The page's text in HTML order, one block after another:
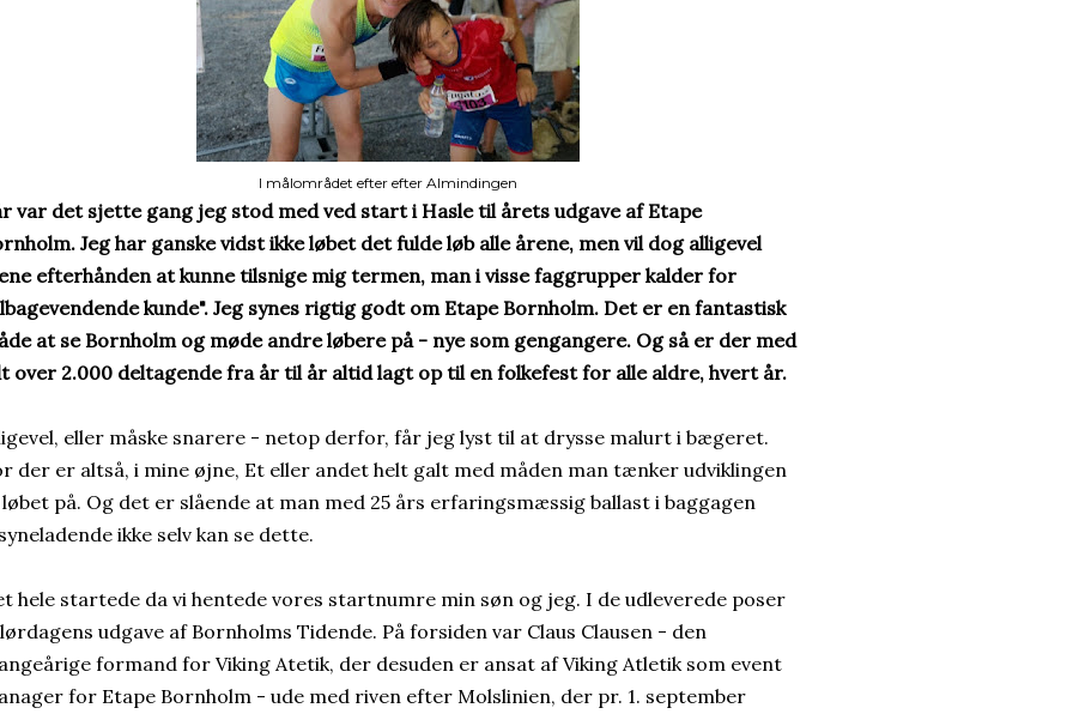
I målområdet efter efter Almindingen
var det sjette gang jeg stod med ved start i Hasle til årets udgave af Etape
Jeg har ganske vidst ikke løbet det fulde løb alle årene, men vil dog alligevel
efterhånden at kunne tilsnige mig termen, man i visse faggrupper kalder for
kunde". Jeg synes rigtig godt om Etape Bornholm. Det er en fantastisk
at se Bornholm og møde andre løbere på - nye som gengangere. Og så er der med
over 2.000 deltagende fra år til år altid lagt op til en folkefest for alle aldre, hvert år.
eller måske snarere - netop derfor, får jeg lyst til at drysse malurt i bægeret.
der er altså, i mine øjne, Et eller andet helt galt med måden man tænker udviklingen
på. Og det er slående at man med 25 års erfaringsmæssig ballast i baggagen
ikke selv kan se dette.
hele startede da vi hentede vores startnumre min søn og jeg. I de udleverede poser
udgave af Bornholms Tidende. På forsiden var Claus Clausen - den
formand for Viking Atetik, der desuden er ansat af Viking Atletik som event
for Etape Bornholm - ude med riven efter Molslinien, der pr. 1. september